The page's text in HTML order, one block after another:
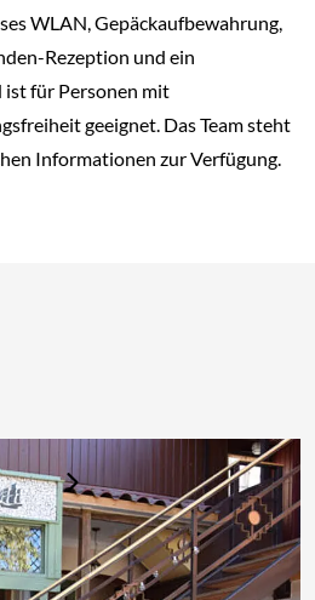
WLAN, Gepäckaufbewahrung,
Rezeption und ein
ist für Personen mit
geeignet. Das Team steht
Informationen zur Verfügung.